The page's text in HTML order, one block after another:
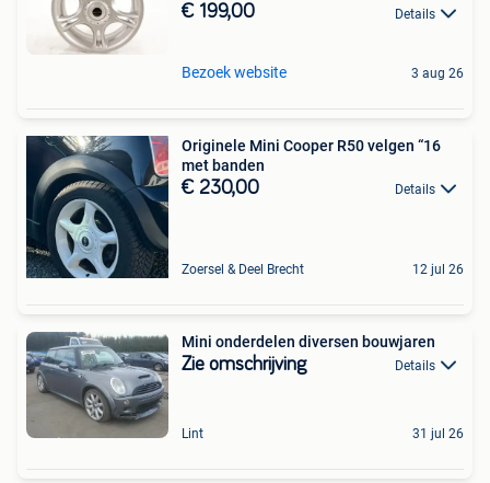
€ 199,00 Details
Bezoek website 3 aug 26
Originele Mini Cooper R50 velgen “16
met banden
€ 230,00 Details
Zoersel & Deel Brecht 12 jul 26
Mini onderdelen diversen bouwjaren
Zie omschrijving Details
Lint 31 jul 26